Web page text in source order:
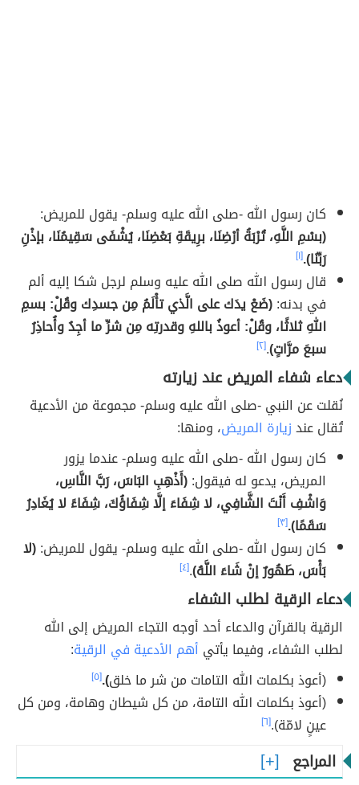
كان رسول الله -صلى الله عليه وسلم- يقول للمريض:
(بسْمِ اللَّهِ، تُرْبَةُ أرْضِنَا، برِيقَةِ بَعْضِنَا، يُشْفَى سَقِيمُنَا، بإذْنِ
رَبِّنَا).[١]
قال رسول الله صلى الله عليه وسلم لرجل شكا إليه ألم
في بدنه:(ضَعْ يدَك على الَّذي تأْلَمُ مِن جسدِك وقُلْ: بسمِ
اللهِ ثلاثًا، وقُلْ: أعوذُ باللهِ وقدرتِه مِن شرِّ ما أجِدُ وأُحاذِرُ
سبعَ مرَّاتٍ).[٢]
دعاء شفاء المريض عند زيارته
نُقلت عن النبي -صلى الله عليه وسلم- مجموعة من الأدعية
تُقال عندزيارة المريض، ومنها:
كان رسول الله -صلى الله عليه وسلم- عندما يزور
المريض، يدعو له فيقول:(أَذْهِبِ البَاسَ، رَبَّ النَّاسِ،
وَاشْفِ أَنْتَ الشَّافِي، لا شِفَاءَ إلَّا شِفَاؤُكَ، شِفَاءً لا يُغَادِرُ
سَقَمًا).[٣]
كان رسول الله -صلى الله عليه وسلم- يقول للمريض:(لا
بَأْسَ، طَهُورٌ إنْ شَاءَ اللَّهُ).[٤]
دعاء الرقية لطلب الشفاء
الرقية بالقرآن والدعاء أحد أوجه التجاء المريض إلى الله
لطلب الشفاء، وفيما يأتي أهم الأدعية في الرقية:
(أعوذ بكلمات الله التامات من شر ما خلق).[٥]
(أعوذ بكلمات الله التامة، من كل شيطان وهامة، ومن كل
عينٍ لامّة).[٦]
المراجع